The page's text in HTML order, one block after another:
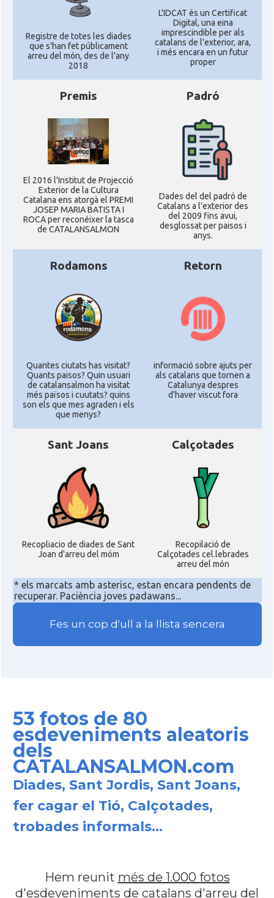
Registre de totes les diades
que s'han fet públicament
arreu del món, des de l'any
2018
L'IDCAT és un Certificat
Digital, una eina
imprescindible per als
catalans de l'exterior, ara,
i més encara en un futur
proper
Premis
El 2016 l'Institut de Projecció
Exterior de la Cultura
Catalana ens atorgà el PREMI
JOSEP MARIA BATISTA I
ROCA per reconéixer la tasca
de CATALANSALMON
Padró
Dades del del padró de
Catalans a l'exterior des
del 2009 fins avui,
desglossat per paisos i
anys.
Rodamons
Quantes ciutats has visitat?
Quants paisos? Quin usuari
de catalansalmon ha visitat
més països i cuutats? quins
son els que mes agraden i els
que menys?
Retorn
informació sobre ajuts per
als catalans que tornen a
Catalunya despres
d'haver viscut fora
Sant Joans
Recopliacio de diades de Sant
Joan d'arreu del móm
Calçotades
Recopilació de
Calçotades cel.lebrades
arreu del món
* els marcats amb asterisc, estan encara pendents de
recuperar. Paciència joves padawans...
Fes un cop d'ull a la llista sencera
53 fotos de 80
esdeveniments aleatoris
dels
CATALANSALMON.com
Diades, Sant Jordis, Sant Joans,
fer cagar el Tió, Calçotades,
trobades informals...
Hem reunit més de 1.000 fotos
d'esdeveniments de catalans d'arreu del